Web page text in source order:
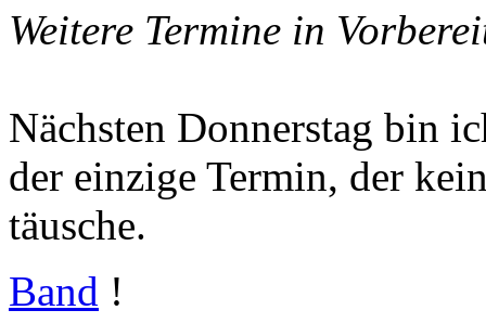
Weitere Termine in
Nächsten Donnerstag bin
der einzige Termin, der
täusche.
Band !